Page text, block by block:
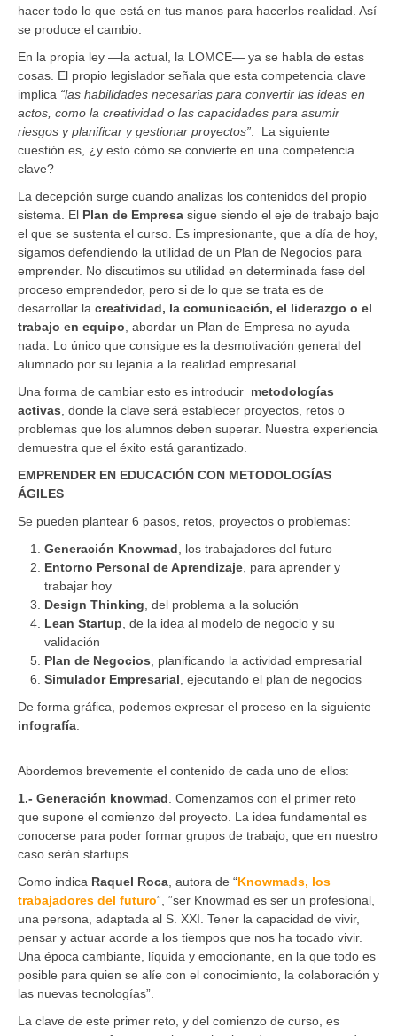
hacer todo lo que está en tus manos para hacerlos realidad. Así
se produce el cambio.
En la propia ley —la actual, la LOMCE— ya se habla de estas
cosas. El propio legislador señala que esta competencia clave
implica “las habilidades necesarias para convertir las ideas en
actos, como la creatividad o las capacidades para asumir
riesgos y planificar y gestionar proyectos” . La siguiente
cuestión es, ¿y esto cómo se convierte en una competencia
clave?
La decepción surge cuando analizas los contenidos del propio
sistema. El Plan de Empresa sigue siendo el eje de trabajo bajo
el que se sustenta el curso. Es impresionante, que a día de hoy,
sigamos defendiendo la utilidad de un Plan de Negocios para
emprender. No discutimos su utilidad en determinada fase del
proceso emprendedor, pero si de lo que se trata es de
desarrollar la creatividad, la comunicación, el liderazgo o el
trabajo en equipo , abordar un Plan de Empresa no ayuda
nada. Lo único que consigue es la desmotivación general del
alumnado por su lejanía a la realidad empresarial.
Una forma de cambiar esto es introducir metodologías
activas , donde la clave será establecer proyectos, retos o
problemas que los alumnos deben superar. Nuestra experiencia
demuestra que el éxito está garantizado.
EMPRENDER EN EDUCACIÓN CON METODOLOGÍAS
ÁGILES
Se pueden plantear 6 pasos, retos, proyectos o problemas:
Generación Knowmad , los trabajadores del futuro
Entorno Personal de Aprendizaje , para aprender y
trabajar hoy
Design Thinking , del problema a la solución
Lean Startup , de la idea al modelo de negocio y su
validación
Plan de Negocios , planificando la actividad empresarial
Simulador Empresarial , ejecutando el plan de negocios
De forma gráfica, podemos expresar el proceso en la siguiente
infografía:
Abordemos brevemente el contenido de cada uno de ellos:
1.- Generación knowmad . Comenzamos con el primer reto
que supone el comienzo del proyecto. La idea fundamental es
conocerse para poder formar grupos de trabajo, que en nuestro
caso serán startups.
Como indica Raquel Roca , autora de “Knowmads, los
trabajadores del futuro“, “ser Knowmad es ser un profesional,
una persona, adaptada al S. XXI. Tener la capacidad de vivir,
pensar y actuar acorde a los tiempos que nos ha tocado vivir.
Una época cambiante, líquida y emocionante, en la que todo es
posible para quien se alíe con el conocimiento, la colaboración y
las nuevas tecnologías”.
La clave de este primer reto, y del comienzo de curso, es